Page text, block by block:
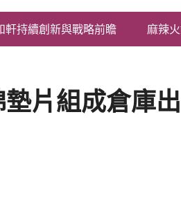
軒持續創新與戰略前瞻 麻辣
片組成倉庫出